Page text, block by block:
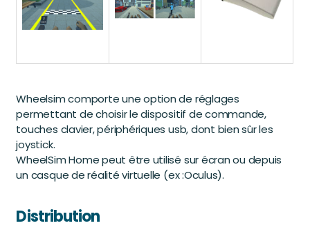
Wheelsim comporte une option de réglages
permettant de choisir le dispositif de commande,
touches clavier, périphériques usb, dont bien sûr les
joystick.
WheelSim Home peut être utilisé sur écran ou depuis
un casque de réalité virtuelle (ex :Oculus).
Distribution